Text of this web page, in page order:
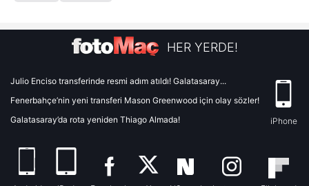
HER YERDE!
Julio Enciso transferinde resmi adım atıldı! Galatasaray...
Fenerbahçe’nin yeni transferi Mason Greenwood için olay sözler!
Galatasaray’da rota yeniden Thiago Almada!
iPhone